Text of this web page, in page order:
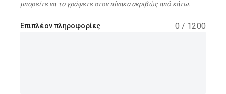
μπορείτε να το γράψετε στον πίνακα ακριβώς από κάτω.
Επιπλέον πληροφορίες 0 / 1200